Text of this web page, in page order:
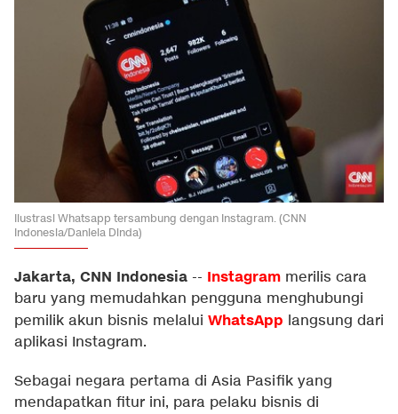
Ilustrasi Whatsapp tersambung dengan Instagram. (CNN
Indonesia/Daniela Dinda)
Jakarta, CNN Indonesia -- Instagram merilis cara
baru yang memudahkan pengguna menghubungi
pemilik akun bisnis melalui WhatsApp langsung dari
aplikasi Instagram.
Sebagai negara pertama di Asia Pasifik yang
mendapatkan fitur ini, para pelaku bisnis di